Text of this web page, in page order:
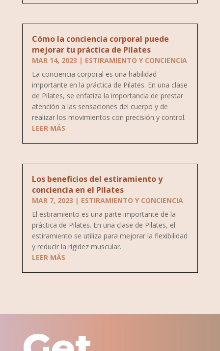
Cómo la conciencia corporal puede
mejorar tu práctica de Pilates
MAR 14, 2023 | ESTIRAMIENTO Y CONCIENCIA
La conciencia corporal es una habilidad
importante en la práctica de Pilates. En una clase
de Pilates, se enfatiza la importancia de prestar
atención a las sensaciones del cuerpo y de
realizar los movimientos con precisión y control.
LEER MÁS
Los beneficios del estiramiento y
conciencia en el Pilates
MAR 7, 2023 | ESTIRAMIENTO Y CONCIENCIA
El estiramiento es una parte importante de la
práctica de Pilates. En una clase de Pilates, el
estiramiento se utiliza para mejorar la flexibilidad
y reducir la rigidez muscular.
LEER MÁS